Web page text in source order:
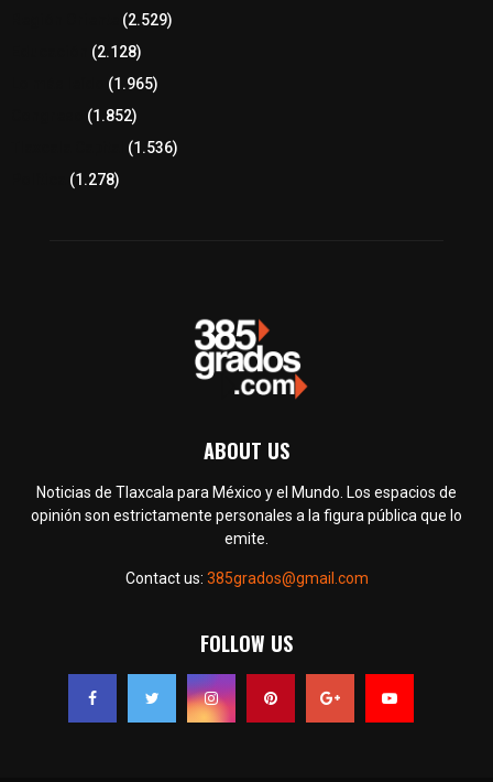
(2.529)
(2.128)
(1.965)
(1.852)
(1.536)
(1.278)
ABOUT US
Noticias de Tlaxcala para México y el Mundo. Los espacios de
opinión son estrictamente personales a la figura pública que lo
emite.
Contact us: 385grados@gmail.com
FOLLOW US